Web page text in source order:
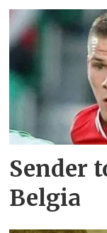
Sender
Belgia